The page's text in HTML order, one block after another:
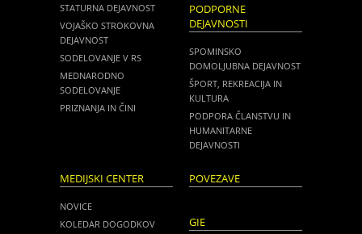
STATURNA DEJAVNOST
VOJAŠKO STROKOVNA
DEJAVNOST
SODELOVANJE V RS
MEDNARODNO
SODELOVANJE
PRIZNANJA IN ČINI
PODPORNE
DEJAVNOSTI
SPOMINSKO
DOMOLJUBNA DEJAVNOST
ŠPORT, REKREACIJA IN
KULTURA
PODPORA ČLANSTVU IN
HUMANITARNE
DEJAVNOSTI
MEDIJSKI CENTER
NOVICE
KOLEDAR DOGODKOV
POVEZAVE
GIE